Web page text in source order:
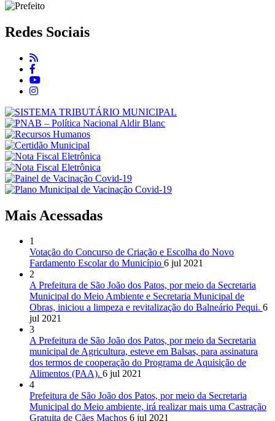
Redes Sociais
Mais Acessadas
1
Votação do Concurso de Criação e Escolha do Novo
Fardamento Escolar do Município 6 jul 2021
2
A Prefeitura de São João dos Patos, por meio da Secretaria
Municipal do Meio Ambiente e Secretaria Municipal de
Obras, iniciou a limpeza e revitalização do Balneário Pequi. 6
jul 2021
3
A Prefeitura de São João dos Patos, por meio da Secretaria
municipal de Agricultura, esteve em Balsas, para assinatura
dos termos de cooperação do Programa de Aquisição de
Alimentos (PAA). 6 jul 2021
4
Prefeitura de São João dos Patos, por meio da Secretaria
Municipal do Meio ambiente, irá realizar mais uma Castração
Gratuita de Cães Machos 6 jul 2021